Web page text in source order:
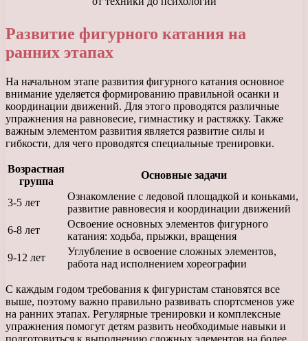
Развитие фигурного катания на
ранних этапах
На начальном этапе развития фигурного катания основное
внимание уделяется формированию правильной осанки и
координации движений. Для этого проводятся различные
упражнения на равновесие, гимнастику и растяжку. Также
важным элементом развития является развитие силы и
гибкости, для чего проводятся специальные тренировки.
Возрастная
группа
Основные задачи
3-5 лет
Ознакомление с ледовой площадкой и коньками,
развитие равновесия и координации движений
6-8 лет
Освоение основных элементов фигурного
катания: ходьба, прыжки, вращения
9-12 лет
Углубление в освоение сложных элементов,
работа над исполнением хореографии
С каждым годом требования к фигуристам становятся все
выше, поэтому важно правильно развивать спортсменов уже
на ранних этапах. Регулярные тренировки и комплексные
упражнения помогут детям развить необходимые навыки и
подготовиться к выполнению сложных элементов на более